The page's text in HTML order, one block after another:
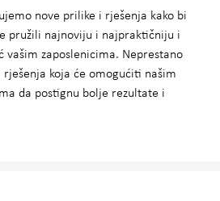
nove prilike i rješenja kako bi
pružili najnoviju i najpraktičniju i
vašim zaposlenicima. Neprestano
koja će omogućiti našim
da postignu bolje rezultate i